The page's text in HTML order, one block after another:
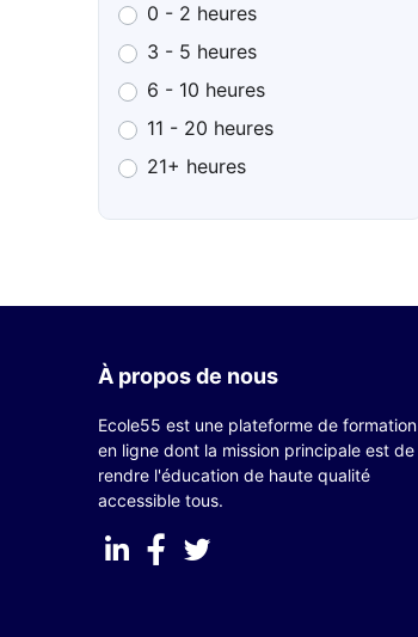
0 - 2 heures
3 - 5 heures
6 - 10 heures
11 - 20 heures
21+ heures
À propos de nous
Ecole55 est une plateforme de formation
en ligne dont la mission principale est de
rendre l'éducation de haute qualité
accessible tous.